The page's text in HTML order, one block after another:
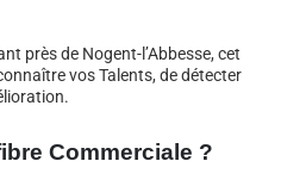
près de Nogent-l’Abbesse, cet
vos Talents, de détecter
Commerciale ?